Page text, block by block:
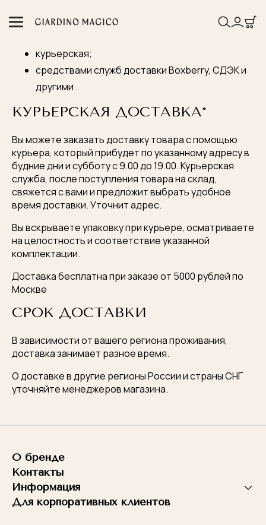
Наш интернет-магазин предлагает несколько
вариантов доставки:
курьерская;
средствами служб доставки Boxberry, СДЭК и
другими .
КУРЬЕРСКАЯ ДОСТАВКА*
Вы можете заказать доставку товара с помощью
курьера, который прибудет по указанному адресу в
будние дни и субботу с 9.00 до 19.00. Курьерская
служба, после поступления товара на склад,
свяжется с вами и предложит выбрать удобное
время доставки. Уточнит адрес.
Вы вскрываете упаковку при курьере, осматриваете
на целостность и соответствие указанной
комплектации.
Доставка бесплатна при заказе от 5000 рублей по
Москве
СРОК ДОСТАВКИ
В зависимости от вашего региона проживания,
доставка занимает разное время.
О доставке в другие регионы России и страны СНГ
уточняйте менеджеров магазина.
О бренде
Контакты
Информация
Для корпоративных клиентов
Оставьте заявку
Наш менеджер свяжется с вами, чтобы
ответить на вопросы
Я согласен с
данных
отправлено
Мы ответим вам в ближайшее время.